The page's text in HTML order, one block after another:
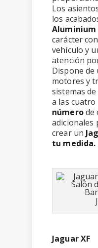
Los
los
Aluminium
carácter
vehículo y
atención
Dispone de
motores y
sistemas
a las
númerode
adicionales
crear un
tu medida.
Jaguar XF